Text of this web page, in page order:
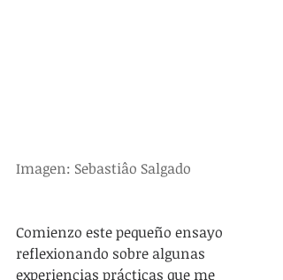
Imagen: Sebastiâo Salgado
Comienzo este pequeño ensayo
reflexionando sobre algunas
experiencias prácticas que me